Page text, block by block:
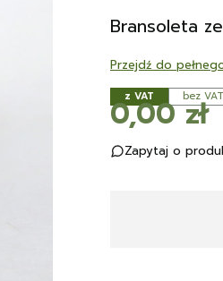
Bransoleta
Przejdź do
z VAT bez VAT
Cena
0,00 zł
Zapytaj o